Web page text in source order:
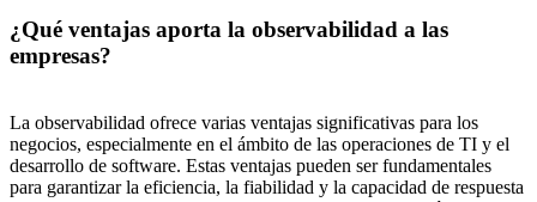
¿Qué ventajas aporta la observabilidad a las
empresas?
La observabilidad ofrece varias ventajas significativas para los
negocios, especialmente en el ámbito de las operaciones de TI y el
desarrollo de software. Estas ventajas pueden ser fundamentales
para garantizar la eficiencia, la fiabilidad y la capacidad de respuesta